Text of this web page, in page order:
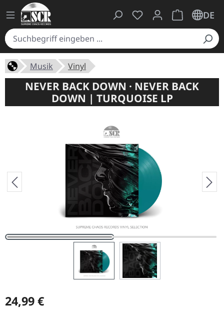
Du hast 0 Produkte
Warenkorb
DE
Musik Vinyl
NEVER BACK DOWN · NEVER BACK
DOWN | TURQUOISE LP
Regulärer Preis:
24,99 €